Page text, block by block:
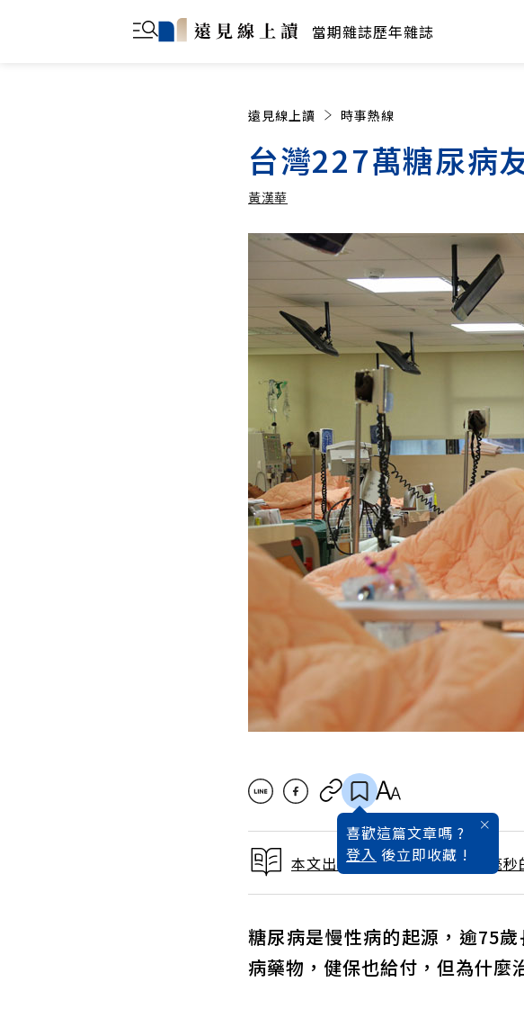
當期雜誌歷年雜誌
遠見線上讀 時事熱線
台灣227萬糖尿病
黃漢華
黃漢華 加入追蹤
喜歡這篇文章嗎 ?
登入 後立即收藏 !
本文出自 2018 / 1月號雜誌 1毫秒
糖尿病是慢性病的起源，逾75
病藥物，健保也給付，但為什麼